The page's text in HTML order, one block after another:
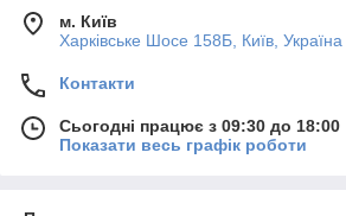
м. Київ
Харківське Шосе 158Б, Київ, Україна
Контакти
Сьогодні працює з 09:30 до 18:00
Показати весь графік роботи